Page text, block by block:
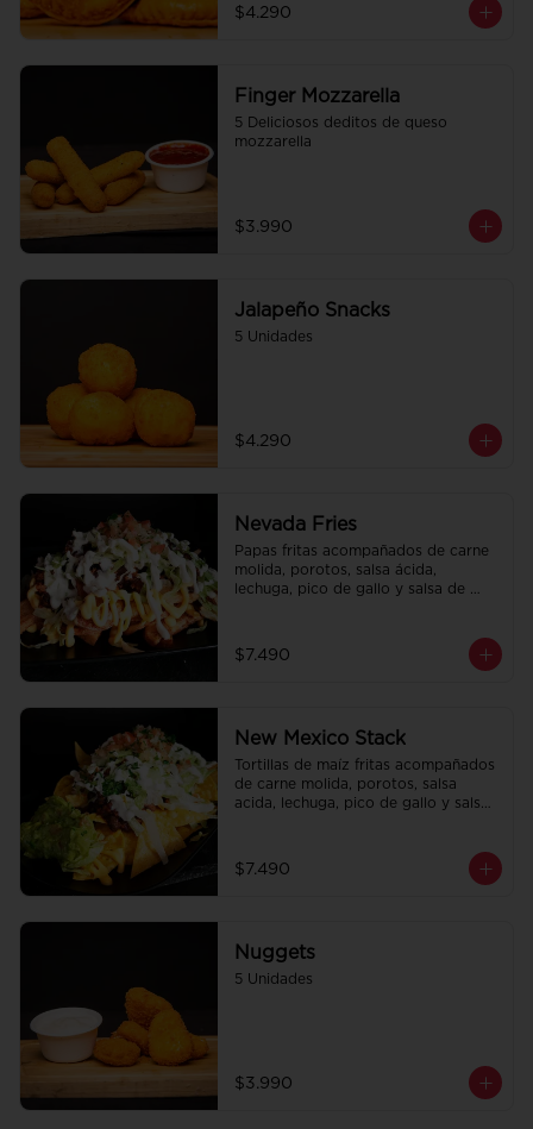
$4.290
Finger Mozzarella
5 Deliciosos deditos de queso
mozzarella
$3.990
Jalapeño Snacks
5 Unidades
$4.290
Nevada Fries
Papas fritas acompañados de carne
molida, porotos, salsa ácida,
lechuga, pico de gallo y salsa de
$7.490
New Mexico Stack
Tortillas de maíz fritas acompañados
de carne molida, porotos, salsa
acida, lechuga, pico de gallo y salsa
$7.490
Nuggets
5 Unidades
$3.990